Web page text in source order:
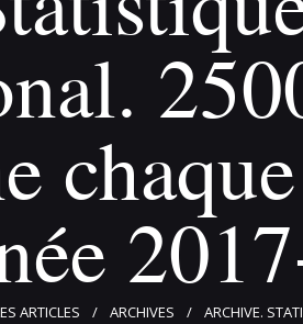
ARTICLES ARCHIVES ARCHIVE.